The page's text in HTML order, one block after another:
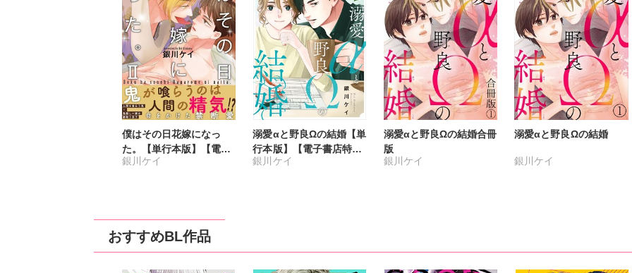
僕はその日花嫁になっ
た。【単行本版】【電子
単行本版限定特典付き】
銀川ケイ
溺愛αと野良Ωの結婚【単
行本版】【電子書店特典
付き】3
銀川ケイ
溺愛αと野良Ωの結婚合冊
版
銀川ケイ
溺愛αと野良Ωの結婚
銀川ケイ
おすすめBL作品